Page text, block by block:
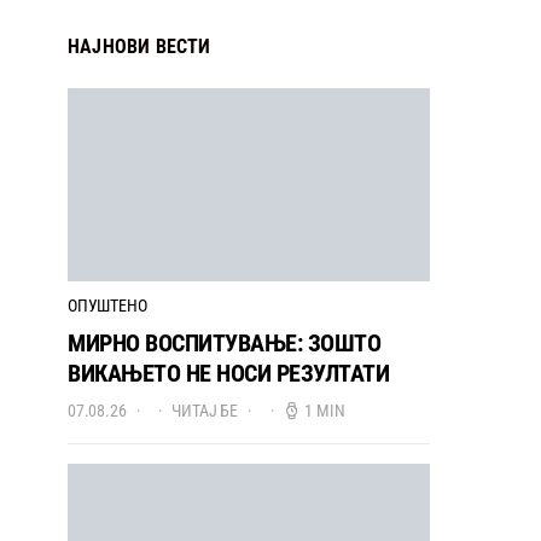
НАЈНОВИ ВЕСТИ
ОПУШТЕНО
МИРНО ВОСПИТУВАЊЕ: ЗОШТО
ВИКАЊЕТО НЕ НОСИ РЕЗУЛТАТИ
07.08.26 ЧИТАЈ БЕ 1 MIN